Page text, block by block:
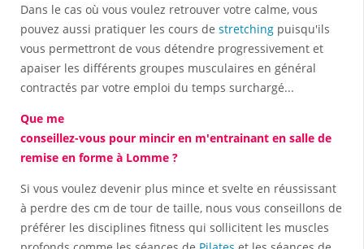
Dans le cas où vous voulez retrouver votre calme, vous
pouvez aussi pratiquer les cours de stretching puisqu'ils
vous permettront de vous détendre progressivement et
apaiser les différents groupes musculaires en général
contractés par votre emploi du temps surchargé...
Que me
conseillez-vous pour mincir en m'entrainant en salle de
remise en forme à Lomme ?
Si vous voulez devenir plus mince et svelte en réussissant
à perdre des cm de tour de taille, nous vous conseillons de
préférer les disciplines fitness qui sollicitent les muscles